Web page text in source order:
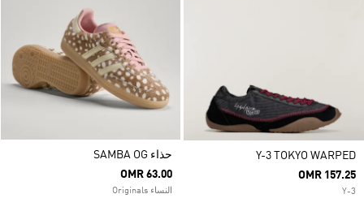
Y-3 TOKYO WARPED
OMR 157.25
Y-3
حذاء SAMBA OG
OMR 63.00
النساء Originals